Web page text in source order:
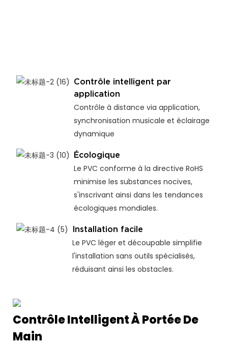
Contrôle intelligent par
application
Contrôle à distance via application,
synchronisation musicale et éclairage
dynamique
Écologique
Le PVC conforme à la directive RoHS
minimise les substances nocives,
s'inscrivant ainsi dans les tendances
écologiques mondiales.
Installation facile
Le PVC léger et découpable simplifie
l'installation sans outils spécialisés,
réduisant ainsi les obstacles.
Contrôle Intelligent À Portée De
Main